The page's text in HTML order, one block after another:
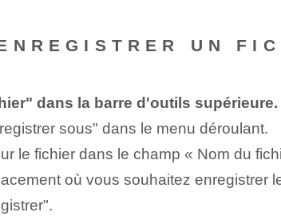
UN
dans la barre d'outils supérieure.
sous" dans le menu déroulant.
le fichier dans le champ « Nom du
où vous souhaitez enregistrer